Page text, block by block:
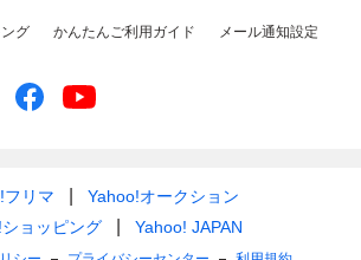
グ かんたんご利用ガイド メール通知設定
フリマ
Yahoo!オークション
ョッピング
Yahoo! JAPAN